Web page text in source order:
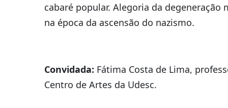
cabaré popular. Alegoria da degeneração
na época da ascensão do nazismo.
Convidada: Fátima Costa de Lima,
Centro de Artes da Udesc.